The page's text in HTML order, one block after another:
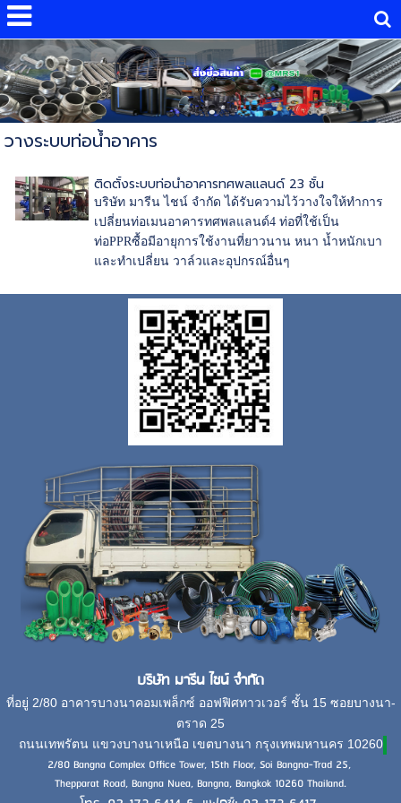
วางระบบท่อน้ำอาคาร
ติดตั้งระบบท่อน้ำอาคารทศพลแลนด์ 23 ชั้น
บริษัท มารีน ไชน์ จำกัด ได้รับความไว้วางใจให้ทำการ
เปลี่ยนท่อเมนอาคารทศพลแลนด์4 ท่อที่ใช้เป็น
ท่อPPRซื้อมีอายุการใช้งานที่ยาวนาน หนา น้ำหนักเบา
และทำเปลี่ยน วาล์วและอุปกรณ์อื่นๆ
บริษัท มารีน ไชน์ จำกัด
ที่อยู่ 2/80 อาคารบางนาคอมเพล็กซ์ ออฟฟิศทาวเวอร์ ชั้น 15 ซอยบางนา-
ตราด 25
ถนนเทพรัตน แขวงบางนาเหนือ เขตบางนา กรุงเทพมหานคร 10260
2/80 Bangna Complex Office Tower, 15th Floor, Soi Bangna-Trad 25,
Thepparat Road, Bangna Nuea, Bangna, Bangkok 10260 Thailand.